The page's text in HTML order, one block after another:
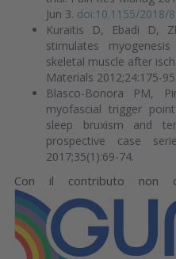
Jun 3. doi:10.1155/2018/
Kuraitis D, Ebadi D,
stimulates
skeletal muscle after
Materials 2012;24:175-95.
Blasco-Bonora PM,
myofascial trigger
sleep bruxism and
prospective case
2017;35(1):69-74.
Con il contributo non